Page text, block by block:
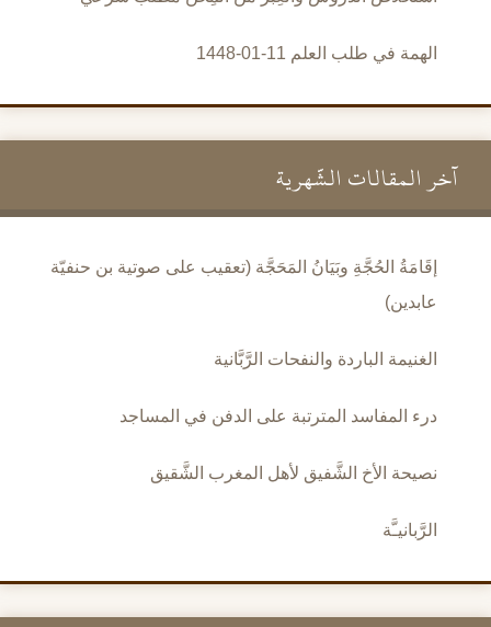
الهمة في طلب العلم 11-01-1448
آخر المقالات الشَّهرية
إقَامَةُ الحُجَّةِ وبَيَانُ المَحَجَّة (تعقيب على صوتية بن حنفيّة
عابدين)
الغنيمة الباردة والنفحات الرَّبَّانية
درء المفاسد المترتبة على الدفن في المساجد
نصيحة الأخ الشَّفيق لأهل المغرب الشَّقيق
الرَّبانيـَّة